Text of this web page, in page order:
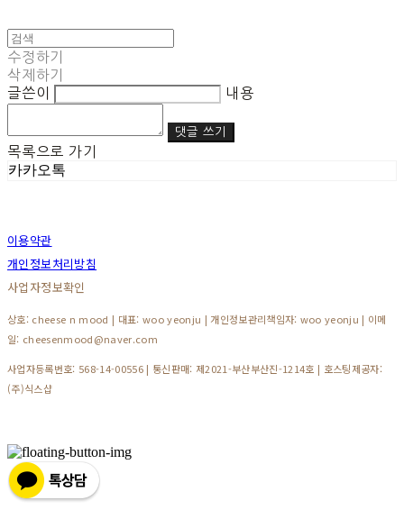
수정하기
삭제하기
글쓴이
내용
댓글 쓰기
목록으로 가기
카카오톡
이용약관
개인정보처리방침
사업자정보확인
상호: cheese n mood | 대표: woo yeonju | 개인정보관리책임자: woo yeonju | 이메
일: cheesenmood@naver.com
사업자등록번호: 568-14-00556| 통신판매: 제2021-부산부산진-1214호 | 호스팅제공자:
(주)식스샵